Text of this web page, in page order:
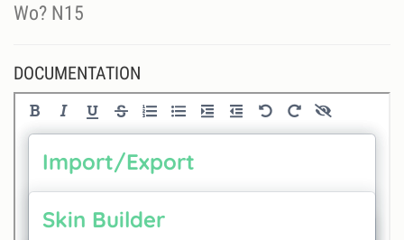
Wo? N15
DOCUMENTATION